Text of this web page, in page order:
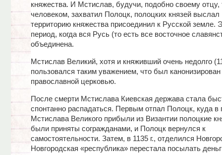
княжества. И Мстислав, будучи, подобно своему
человеком, захватил Полоцк, полоцких князей выслал
территорию княжества присоединил к Русской земле.
период, когда вся Русь (то есть все восточное
объединена.
Мстислав Великий, хотя и княживший очень недолго
пользовался таким уважением, что был
православной церковью.
После смерти Мстислава Киевская держава стала
спонтанно распадаться. Первым отпал Полоцк, куда в
Мстислава Великого прибыли из Византии полоцкие
были приняты согражданами, и Полоцк вернулся к
самостоятельности. Затем, в 1135 г., отделился
Новгородская «республика» перестала посылать